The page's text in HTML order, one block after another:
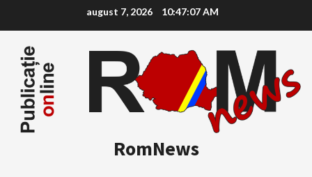
content
august 7, 2026 10:47:08 AM
RomNews